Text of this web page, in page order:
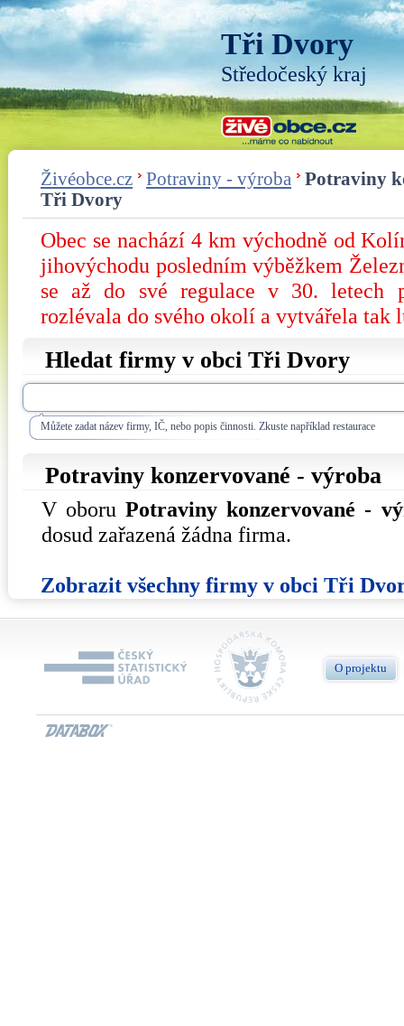
Tři Dvory
Středočeský kraj
Živéobce.cz Potraviny - výroba
Potraviny
Tři Dvory
Obec se nachází 4 km východně od
jihovýchodu posledním výběžkem
se až do své regulace v 30. letech
rozlévala do svého okolí a vytvářela tak
Hledat firmy v obci Tři Dvory
Můžete zadat název firmy, IČ, nebo popis činnosti. Zkuste například restaurace
Potraviny konzervované - výroba
V oboruPotraviny konzervované -
dosud zařazená žádna firma.
Zobrazit všechny firmy v obci Tři
O projektu